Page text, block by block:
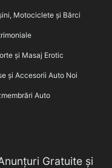
Motociclete și Bărci
și Masaj Erotic
și Accesorii Auto Noi
Auto
Gratuite și